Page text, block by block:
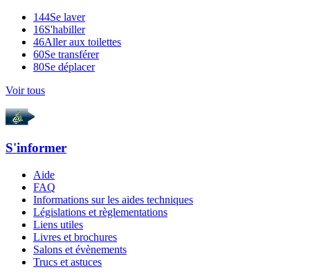
144Se laver
16S'habiller
46Aller aux toilettes
60Se transférer
80Se déplacer
Voir tous
S'informer
Aide
FAQ
Informations sur les aides techniques
Législations et règlementations
Liens utiles
Livres et brochures
Salons et évènements
Trucs et astuces